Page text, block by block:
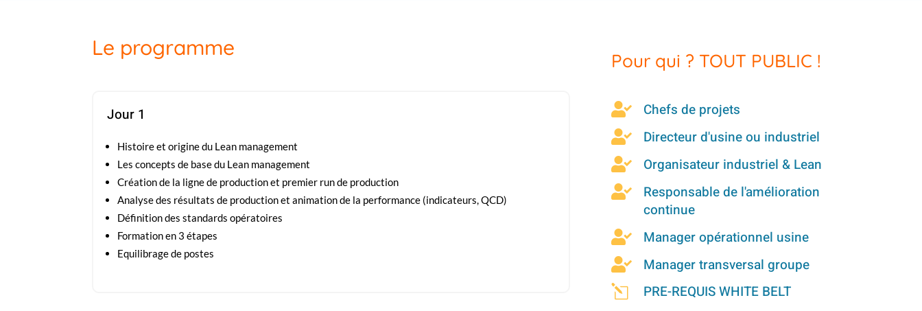
Le programme
Jour 1
Histoire et origine du Lean management
Les concepts de base du Lean management
Création de la ligne de production et premier run de production
Analyse des résultats de production et animation de la performance (indicateurs, QCD)
Définition des standards opératoires
Formation en 3 étapes
Equilibrage de postes
Pour qui ? TOUT PUBLIC !
 Chefs de projets
 Directeur d'usine ou industriel
 Organisateur industriel & Lean

Responsable de l'amélioration
continue
 Manager opérationnel usine
 Manager transversal groupe
l PRE-REQUIS WHITE BELT